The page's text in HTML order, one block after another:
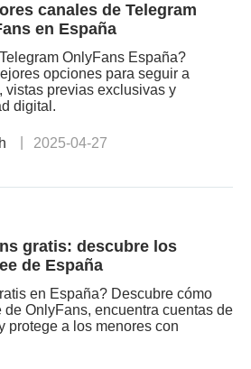
canales de Telegram
en España
OnlyFans España?
opciones para seguir a
vistas previas exclusivas y
digital.
2025-04-27
gratis: descubre los
de España
en España? Descubre cómo
OnlyFans, encuentra cuentas de
protege a los menores con